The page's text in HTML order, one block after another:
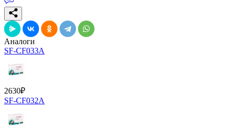
Аналоги
SF-CF033A
2630₽
SF-CF032A